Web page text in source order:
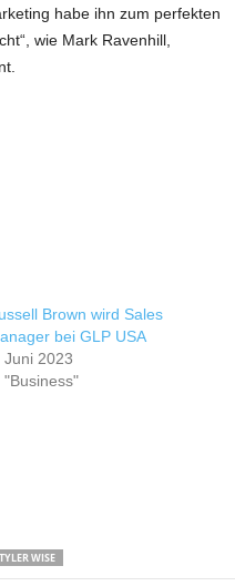
habe ihn zum perfekten
wie Mark Ravenhill,
Brown wird Sales
bei GLP USA
Juni 2023
"Business"
TYLER WISE